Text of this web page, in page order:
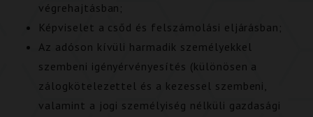
végrehajtásban;
Képviselet a csőd és felszámolási eljárásban;
Az adóson kívüli harmadik személyekkel
szembeni igényérvényesítés (különösen a
zálogkötelezettel és a kezessel szembeni,
valamint a jogi személyiség nélküli gazdasági